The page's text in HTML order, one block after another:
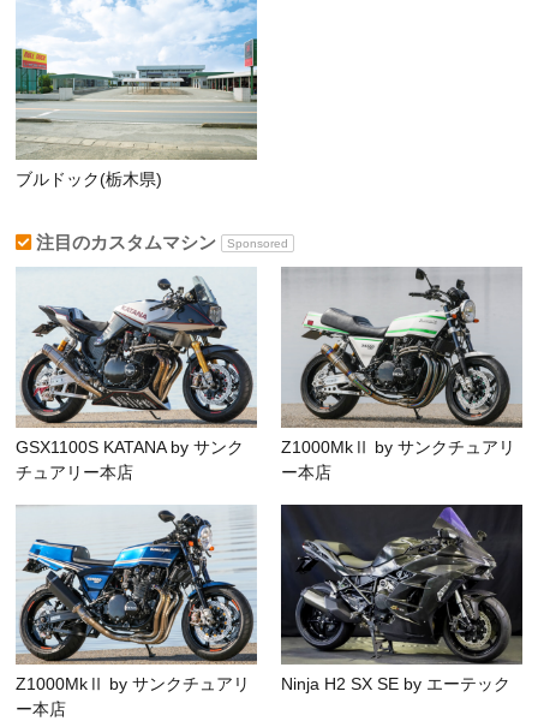
ブルドック(栃木県)
注目のカスタムマシン Sponsored
GSX1100S KATANA by サンク
チュアリー本店
Z1000MkⅡ by サンクチュアリ
ー本店
Z1000MkⅡ by サンクチュアリ
ー本店
Ninja H2 SX SE by エーテック